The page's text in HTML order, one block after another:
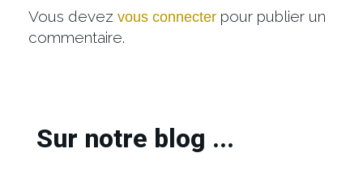
Vous devez vous connecter pour publier un
commentaire.
Sur notre blog ...